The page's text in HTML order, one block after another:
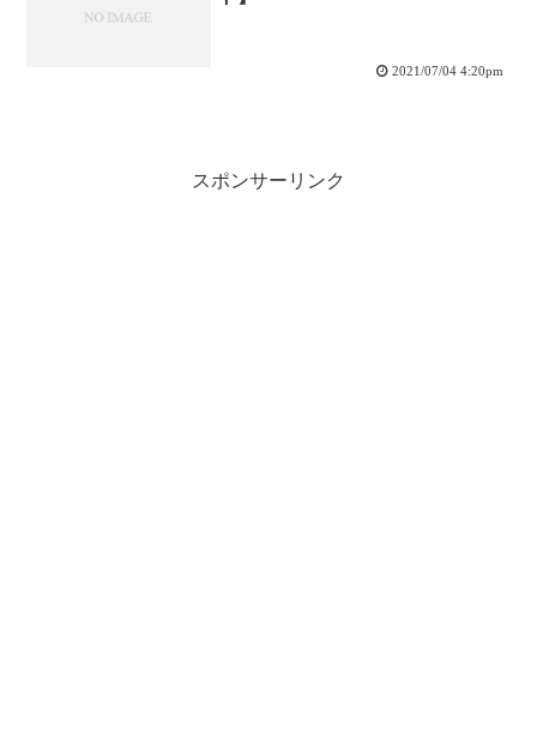
2021/07/04 4:20pm
スポンサーリンク